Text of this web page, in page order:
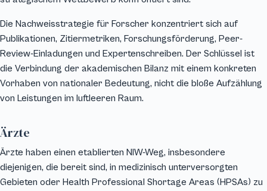
Die Nachweisstrategie für Forscher konzentriert sich auf
Publikationen, Zitiermetriken, Forschungsförderung, Peer-
Review-Einladungen und Expertenschreiben. Der Schlüssel ist
die Verbindung der akademischen Bilanz mit einem konkreten
Vorhaben von nationaler Bedeutung, nicht die bloße Aufzählung
von Leistungen im luftleeren Raum.
Ärzte
Ärzte haben einen etablierten NIW-Weg, insbesondere
diejenigen, die bereit sind, in medizinisch unterversorgten
Gebieten oder Health Professional Shortage Areas (HPSAs) zu